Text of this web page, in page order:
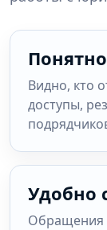
Видно, кто
доступы,
Удобно
Обращения